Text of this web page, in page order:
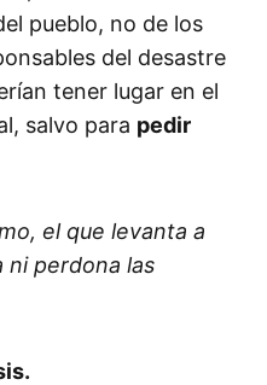
pueblo, no de los
del desastre
tener lugar en el
salvo para pedir
el que levanta a
ni perdona las